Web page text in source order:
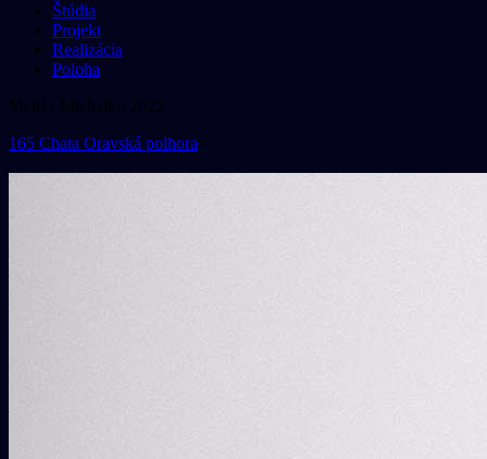
Štúdia
Projekt
Realizácia
Poloha
Meliš / Michalko 2022
165 Chata Oravská polhora »